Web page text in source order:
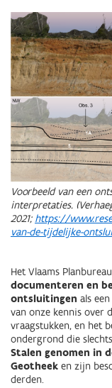
Voorbeeld van een
interpretaties.
2021; https://
van-de-tijdelijke-
Het Vlaams
documenteren en
ontsluitingen als
van onze kennis over
vraagstukken, en het
ondergrond die
Stalen genomen in
Geotheek en zijn
derden.